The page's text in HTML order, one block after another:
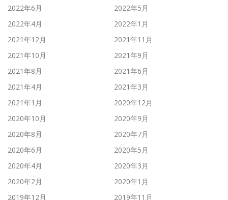
2022年6月
2022年5月
2022年4月
2022年1月
2021年12月
2021年11月
2021年10月
2021年9月
2021年8月
2021年6月
2021年4月
2021年3月
2021年1月
2020年12月
2020年10月
2020年9月
2020年8月
2020年7月
2020年6月
2020年5月
2020年4月
2020年3月
2020年2月
2020年1月
2019年12月
2019年11月